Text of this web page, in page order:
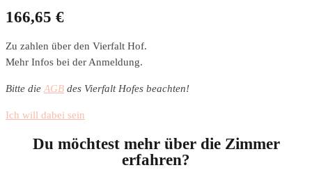
166,65 €
Zu zahlen über den Vierfalt Hof.
Mehr Infos bei der Anmeldung.
Bitte die AGB des Vierfalt Hofes beachten!
Ich will dabei sein
Du möchtest mehr über die Zimmer
erfahren?